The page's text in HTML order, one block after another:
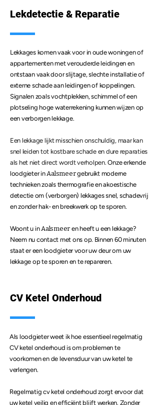
Lekdetectie & Reparatie
Lekkages komen vaak voor in oude woningen of
appartementen met verouderde leidingen en
ontstaan vaak door slijtage, slechte installatie of
externe schade aan leidingen of koppelingen.
Signalen zoals vochtplekken, schimmel of een
plotseling hoge waterrekening kunnen wijzen op
een verborgen lekkage.
Een lekkage lijkt misschien onschuldig, maar kan
snel leiden tot kostbare schade en dure reparaties
als het niet direct wordt verholpen.Onze erkende
loodgieter inAalsmeergebruikt moderne
technieken zoals thermografie en akoestische
detectie om (verborgen) lekkages snel, schadevrij
en zonder hak- en breekwerk op te sporen.
Woont u inAalsmeer en heeft u een lekkage?
Neem nu contact met ons op. Binnen 60 minuten
staat er een loodgieter voor uw deur om uw
lekkage op te sporen en te repareren.
CV Ketel Onderhoud
Als loodgieter weet ik hoe essentieel regelmatig
CV ketel onderhoud is om problemen te
voorkomen en de levensduur van uw ketel te
verlengen.
Regelmatig cv ketel onderhoud zorgt ervoor dat
uw ketel veilig en efficiënt blijft werken. Zonder